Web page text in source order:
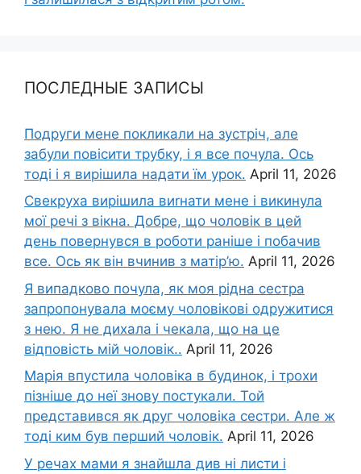
ПОСЛЕДНЫЕ ЗАПИСЫ
Подруги мене покликали на зустріч, але
забули повісити трубку, і я все почула. Ось
тоді і я вирішила надати їм урок. April 11, 2026
Свекруха вирішила виrнати мене і викинула
мої речі з вікна. Добре, що чоловік в цей
день повернувся в роботи раніше і побачив
все. Ось як він вчинив з матір’ю. April 11, 2026
Я випадково почула, як моя рідна сестра
запропонувала моєму чоловікові одружитися
з нею. Я не дихала і чекала, що на це
відповість мій чоловік.. April 11, 2026
Марія впустила чоловіка в будинок, і трохи
пізніше до неї знову постукали. Той
представився як друг чоловіка сестри. Але ж
тоді ким був перший чоловік. April 11, 2026
У речах мами я знайшла див ні листи і